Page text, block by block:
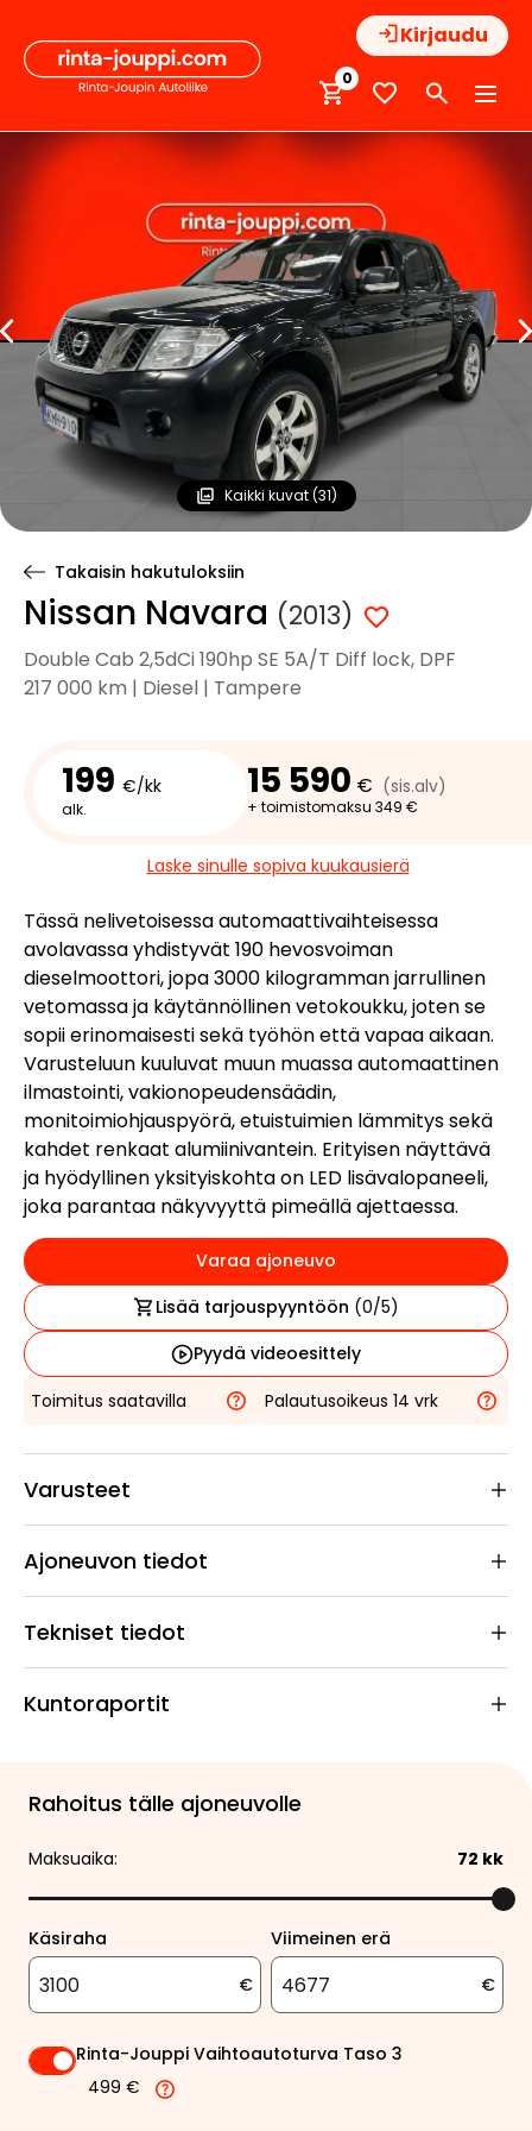
sisältöön
Kirjaudu
0
Kaikki kuvat (31)
Takaisin hakutuloksiin
Nissan Navara (2013)
Double Cab 2,5dCi 190hp SE 5A/T Diff lock, DPF
217 000 km | Diesel | Tampere
199 €/kk
alk.
15 590 € (sis.alv)
+ toimistomaksu 349 €
Laske sinulle sopiva kuukausierä
Tässä nelivetoisessa automaattivaihteisessa
avolavassa yhdistyvät 190 hevosvoiman
dieselmoottori, jopa 3000 kilogramman jarrullinen
vetomassa ja käytännöllinen vetokoukku, joten se
sopii erinomaisesti sekä työhön että vapaa aikaan.
Varusteluun kuuluvat muun muassa automaattinen
ilmastointi, vakionopeudensäädin,
monitoimiohjauspyörä, etuistuimien lämmitys sekä
kahdet renkaat alumiinivantein. Erityisen näyttävä
ja hyödyllinen yksityiskohta on LED lisävalopaneeli,
joka parantaa näkyvyyttä pimeällä ajettaessa.
Varaa ajoneuvo
Lisää tarjouspyyntöön (0/5)
Pyydä videoesittely
Toimitus saatavilla
Palautusoikeus 14 vrk
Varusteet
Ajoneuvon tiedot
Tekniset tiedot
Kuntoraportit
Rahoitus tälle ajoneuvolle
Maksuaika: 72 kk
Käsiraha
€
Viimeinen erä
€
Rinta-Jouppi Vaihtoautoturva Taso 3
499 €